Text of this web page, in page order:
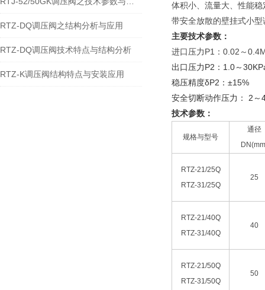
RTZ-DQ调压阀之结构分析与应用
RTZ-DQ调压阀技术特点与结构分析
RTZ-K调压阀结构特点与安装应用
体积小、流量大、性能
带安全放散的壁挂式小型
主要技术参数：
进口压力P1：0.02～
出口压力P2：1.0～
稳压精度δP2：±15%
安全切断动作压力： 2～
技术参数：
规格与型号
通径
RTZ-21/25Q
RTZ-31/25Q
25
RTZ-21/40Q
RTZ-31/40Q
40
RTZ-21/50Q
RTZ-31/50Q
50